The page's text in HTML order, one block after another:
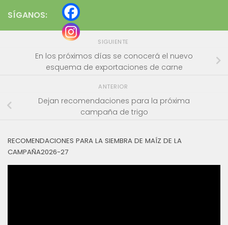
SÍGANOS:
SIGUIENTE
En los próximos días se conocerá el nuevo
esquema de exportaciones de carne
ANTERIOR
Dejan recomendaciones para la próxima
campaña de trigo
RECOMENDACIONES PARA LA SIEMBRA DE MAÍZ DE LA
CAMPAÑA2026-27